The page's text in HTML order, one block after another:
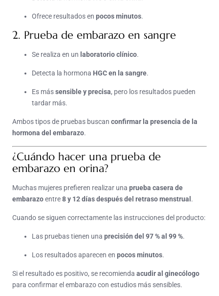
Ofrece resultados en pocos minutos.
2. Prueba de embarazo en sangre
Se realiza en un laboratorio clínico.
Detecta la hormona HGC en la sangre.
Es mássensible y precisa, pero los resultados pueden
tardar más.
Ambos tipos de pruebas buscan confirmar la presencia de la
hormona del embarazo.
¿Cuándo hacer una prueba de
embarazo en orina?
Muchas mujeres prefieren realizar una prueba casera de
embarazoentre8 y 12 días después del retraso menstrual .
Cuando se siguen correctamente las instrucciones del producto:
Las pruebas tienen una precisión del 97 % al 99 %.
Los resultados aparecen en pocos minutos.
Si el resultado es positivo, se recomienda acudir al ginecólogo
para confirmar el embarazo con estudios más sensibles.